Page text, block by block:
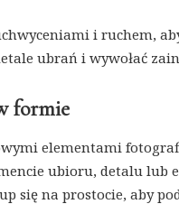
i ruchem,
ubrań i wywołać
formie
elementami
ubioru, detalu lub
się na prostocie, aby